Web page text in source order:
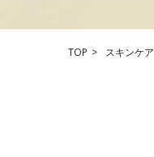
TOP スキンケア